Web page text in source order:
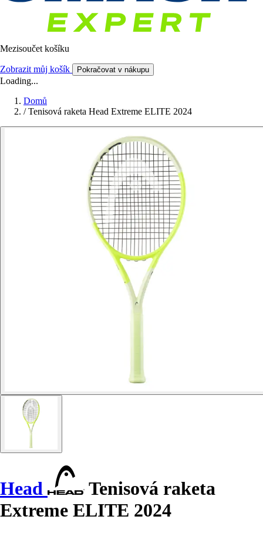
Mezisoučet košíku
Zobrazit můj košík Pokračovat v nákupu
Loading...
Domů
/ Tenisová raketa Head Extreme ELITE 2024
Head
Tenisová raketa
Extreme ELITE 2024